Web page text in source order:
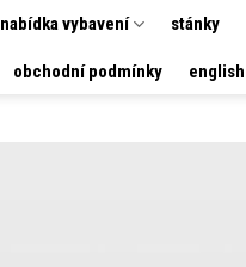
nabídka vybavení stánky
obchodní podmínky english